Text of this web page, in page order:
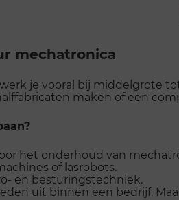
mechatronica
je vooral bij middelgrote
maken of een
het onderhoud van
of lasrobots.
en besturingstechniek.
uit binnen een bedrijf.